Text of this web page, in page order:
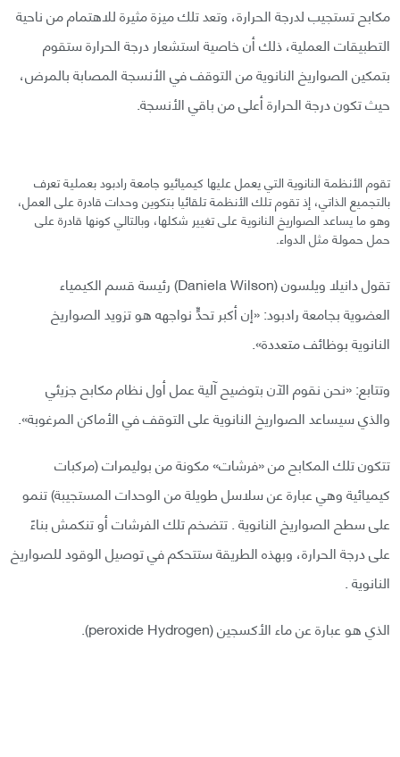
مكابح تستجيب لدرجة الحرارة، وتعد تلك ميزة مثيرة للاهتمام من ناحية
التطبيقات العملية، ذلك أن خاصية استشعار درجة الحرارة ستقوم
بتمكين الصواريخ النانوية من التوقف في الأنسجة المصابة بالمرض،
حيث تكون درجة الحرارة أعلى من باقي الأنسجة.
تقوم الأنظمة النانوية التي يعمل عليها كيميائيو جامعة رادبود بعملية تعرف
بالتجميع الذاتي، إذ تقوم تلك الأنظمة تلقائيا بتكوين وحدات قادرة على العمل،
وهو ما يساعد الصواريخ النانوية على تغيير شكلها، وبالتالي كونها قادرة على
حمل حمولة مثل الدواء.
تقول دانيلا ويلسون (Daniela Wilson) رئيسة قسم الكيمياء
العضوية بجامعة رادبود: «إن أكبر تحدٍّ نواجهه هو تزويد الصواريخ
النانوية بوظائف متعددة».
وتتابع: «نحن نقوم الآن بتوضيح آلية عمل أول نظام مكابح جزيئي
والذي سيساعد الصواريخ النانوية على التوقف في الأماكن المرغوبة».
تتكون تلك المكابح من «فرشات» مكونة من بوليمرات (مركبات
كيميائية وهي عبارة عن سلاسل طويلة من الوحدات المستجيبة) تنمو
على سطح الصواريخ النانوية . تتضخم تلك الفرشات أو تنكمش بناءً
على درجة الحرارة، وبهذه الطريقة ستتحكم في توصيل الوقود للصواريخ
النانوية .
الذي هو عبارة عن ماء الأكسجين (peroxide Hydrogen).